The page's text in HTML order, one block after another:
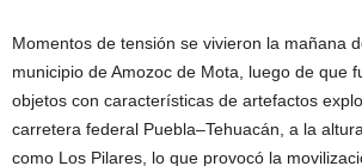
Momentos de tensión se vivieron la mañana
municipio de Amozoc de Mota, luego de que
objetos con características de artefactos
carretera federal Puebla–Tehuacán, a la
como Los Pilares, lo que provocó la